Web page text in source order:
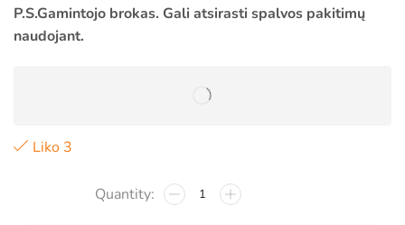
P.S.Gamintojo brokas. Gali atsirasti spalvos pakitimų
naudojant.
Liko 3